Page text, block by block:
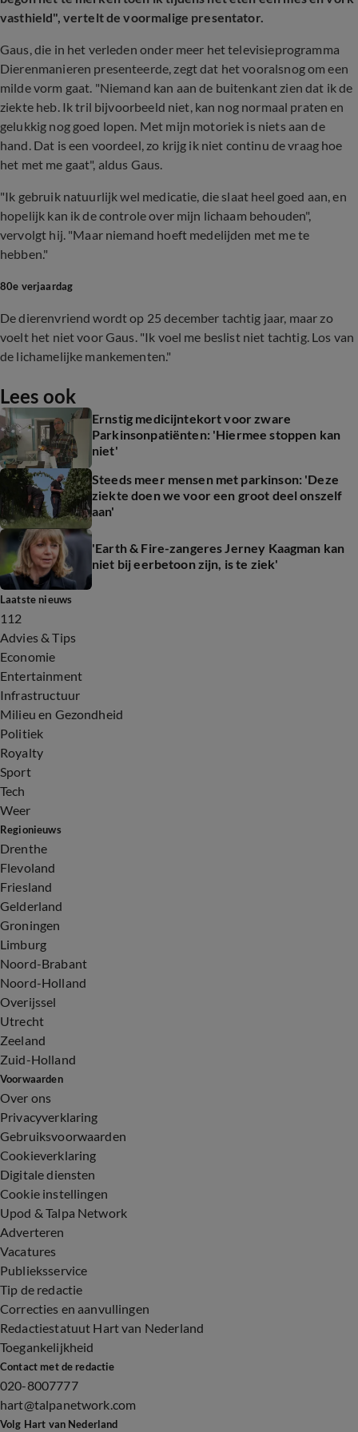
vasthield", vertelt de voormalige presentator.
Gaus, die in het verleden onder meer het televisieprogramma
Dierenmanieren presenteerde, zegt dat het vooralsnog om een
milde vorm gaat. "Niemand kan aan de buitenkant zien dat ik de
ziekte heb. Ik tril bijvoorbeeld niet, kan nog normaal praten en
gelukkig nog goed lopen. Met mijn motoriek is niets aan de
hand. Dat is een voordeel, zo krijg ik niet continu de vraag hoe
het met me gaat", aldus Gaus.
"Ik gebruik natuurlijk wel medicatie, die slaat heel goed aan, en
hopelijk kan ik de controle over mijn lichaam behouden",
vervolgt hij. "Maar niemand hoeft medelijden met me te
hebben."
80e verjaardag
De dierenvriend wordt op 25 december tachtig jaar, maar zo
voelt het niet voor Gaus. "Ik voel me beslist niet tachtig. Los van
de lichamelijke mankementen."
Lees ook
Ernstig medicijntekort voor zware
Parkinsonpatiënten: 'Hiermee stoppen kan
niet'
Steeds meer mensen met parkinson: 'Deze
ziekte doen we voor een groot deel onszelf
aan'
'Earth & Fire-zangeres Jerney Kaagman kan
niet bij eerbetoon zijn, is te ziek'
Laatste nieuws
112
Advies & Tips
Economie
Entertainment
Infrastructuur
Milieu en Gezondheid
Politiek
Royalty
Sport
Tech
Weer
Regionieuws
Drenthe
Flevoland
Friesland
Gelderland
Groningen
Limburg
Noord-Brabant
Noord-Holland
Overijssel
Utrecht
Zeeland
Zuid-Holland
Voorwaarden
Over ons
Privacyverklaring
Gebruiksvoorwaarden
Cookieverklaring
Digitale diensten
Cookie instellingen
Upod & Talpa Network
Adverteren
Vacatures
Publieksservice
Tip de redactie
Correcties en aanvullingen
Redactiestatuut Hart van Nederland
Toegankelijkheid
Contact met de redactie
020-8007777
hart@talpanetwork.com
Volg Hart van Nederland